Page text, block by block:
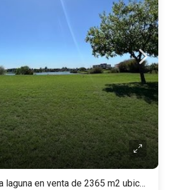
Lote doble a la laguna en venta de 2365 m2 ubicado en La Reserva Cardales